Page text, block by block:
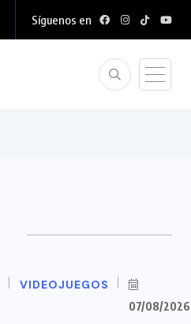
Síguenos en
VIDEOJUEGOS
07/08/2026